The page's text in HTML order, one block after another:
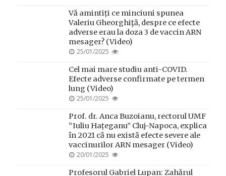
Vă amintiți ce minciuni spunea
Valeriu Gheorghiţă, despre ce efecte
adverse erau la doza 3 de vaccin ARN
mesager? (Video)
POSTED
25/01/2025
Cel mai mare studiu anti-COVID.
Efecte adverse confirmate pe termen
lung (Video)
POSTED
25/01/2025
Prof. dr. Anca Buzoianu, rectorul UMF
“Iuliu Hațeganu” Cluj-Napoca, explica
în 2021 că nu există efecte severe ale
vaccinurilor ARN mesager (Video)
POSTED
20/01/2025
Profesorul Gabriel Lupan: Zahărul